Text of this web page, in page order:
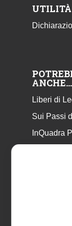
UTILITÀ
ANCHE…
Liberi di
Sui Passi
InQuadra
Libretto